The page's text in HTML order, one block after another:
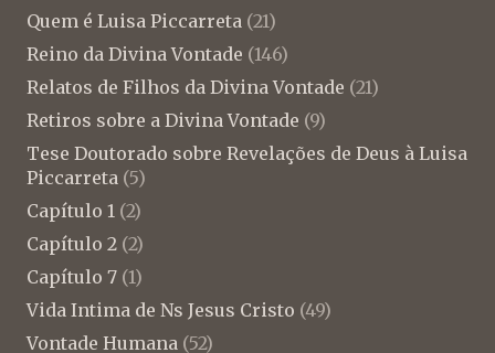
Quem é Luisa Piccarreta (21)
Reino da Divina Vontade (146)
Relatos de Filhos da Divina Vontade (21)
Retiros sobre a Divina Vontade (9)
Tese Doutorado sobre Revelações de Deus à Luisa
Piccarreta (5)
Capítulo 1 (2)
Capítulo 2 (2)
Capítulo 7 (1)
Vida Intima de Ns Jesus Cristo (49)
Vontade Humana (52)